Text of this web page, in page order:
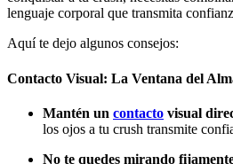
lenguaje corporal que transmita
Aquí te dejo algunos consejos:
Contacto Visual: La Ventana del
Mantén un contacto visual
los ojos a tu crush transmite
No te quedes mirando